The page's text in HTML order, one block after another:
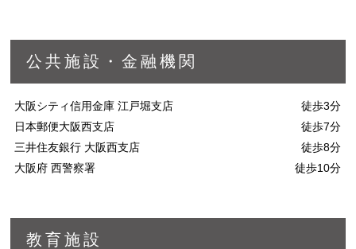
公共施設・金融機関
大阪シティ信用金庫 江戸堀支店
徒歩3分
日本郵便大阪西支店
徒歩7分
三井住友銀行 大阪西支店
徒歩8分
大阪府 西警察署
徒歩10分
教育施設